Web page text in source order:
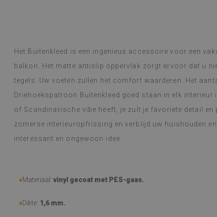
Het Buitenkleed is een ingenieus accessoire voor een
balkon. Het matte antislip oppervlak zorgt ervoor dat u
tegels. Uw voeten zullen het comfort waarderen. Het
Driehoekspatroon Buitenkleed goed staan in elk interieur
of Scandinavische vibe heeft, je zult je favoriete detail en
zomerse interieuropfrissing en verblijd uw huishouden
interessant en ongewoon idee.
♦Materiaal: vinyl gecoat met PES-gaas.
♦Dikte: 1,6 mm.
het
moeiteloos en
erg blij mee
zo'n dunne
ze nu een
gasfornuis
problemen
of er iets op